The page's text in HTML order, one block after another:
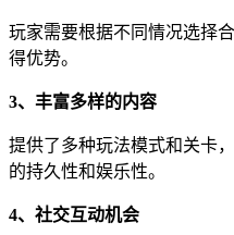
玩家需要根据不同情况选择
得优势。
3、丰富多样的内容
提供了多种玩法模式和关卡
的持久性和娱乐性。
4、社交互动机会